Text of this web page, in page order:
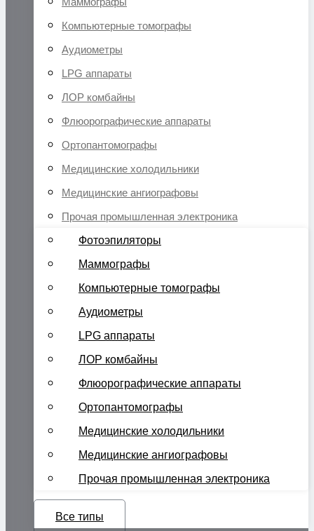
Компьютерные томографы
Аудиометры
LPG аппараты
ЛОР комбайны
Флюорографические аппараты
Ортопантомографы
Медицинские холодильники
Медицинские ангиографовы
Прочая промышленная электроника
Фотоэпиляторы
Маммографы
Компьютерные томографы
Аудиометры
LPG аппараты
ЛОР комбайны
Флюорографические аппараты
Ортопантомографы
Медицинские холодильники
Медицинские ангиографовы
Прочая промышленная электроника
Все типы